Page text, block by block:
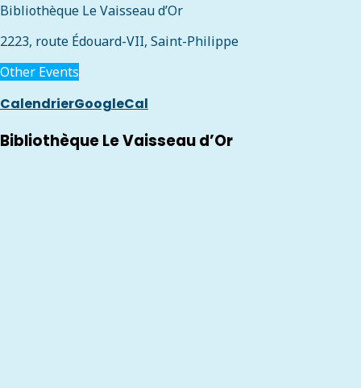
Bibliothèque Le Vaisseau d’Or
2223, route Édouard-VII, Saint-Philippe
Other Events
CalendrierGoogleCal
Bibliothèque Le Vaisseau d’Or